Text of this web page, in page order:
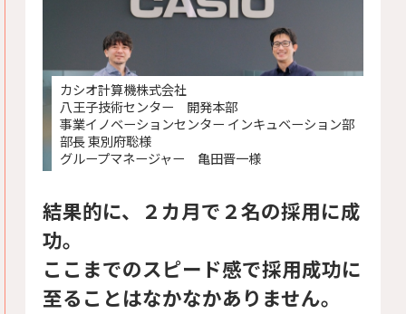
カシオ計算機株式会社
八王子技術センター 開発本部
事業イノベーションセンター インキュベーション部
部長 東別府聡様
グループマネージャー 亀田晋一様
結果的に、２カ月で２名の採用に成
功。
ここまでのスピード感で採用成功に
至ることはなかなかありません。